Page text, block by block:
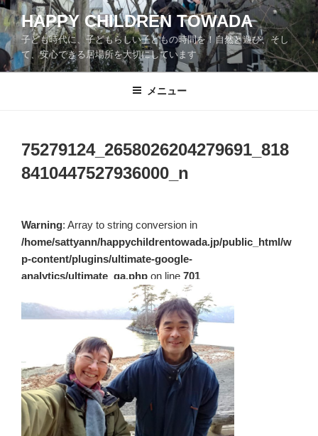
コ
ン
テ
ン
ツ
HAPPY CHILDREN TOWADA
子ども時代に、子どもらしい子どもの時間を！自然と遊び、そし
て、安心できる居場所を大切にしています
メニュー
75279124_2658026204279691_818
8410447527936000_n
Warning: Array to string conversion in
/home/sattyann/happychildrentowada.jp/public_html/w
p-content/plugins/ultimate-google-
analytics/ultimate_ga.php on line 701